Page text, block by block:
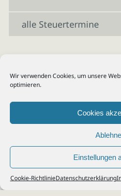
Wir verwenden Cookies, um unsere
optimieren.
Cookies
Einstellungen
Cookie-RichtlinieDatenschutzerklärung
alle Steuertermine
© 2026Steuerberater Kempf, Köln -